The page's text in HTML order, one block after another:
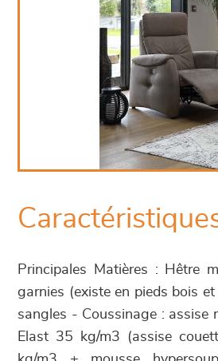
Principales Matières : Hêtre
garnies (existe en pieds bois
sangles - Coussinage : assise
Elast 35 kg/m3 (assise